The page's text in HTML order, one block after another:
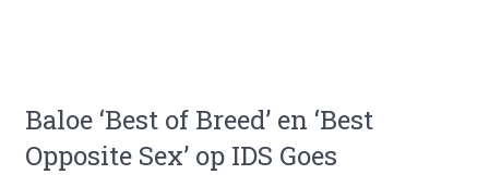
Baloe ‘Best of Breed’ en ‘Best
Opposite Sex’ op IDS Goes